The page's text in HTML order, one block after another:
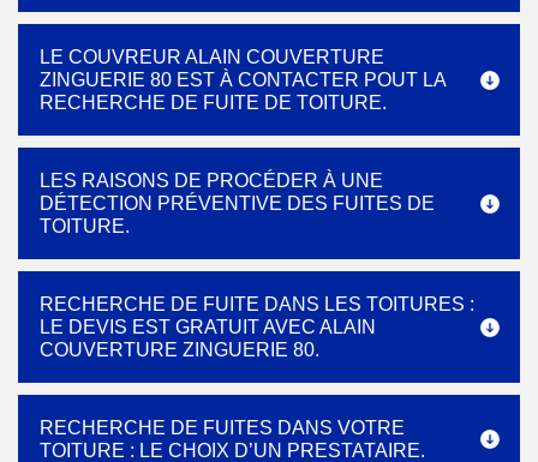
LE COUVREUR ALAIN COUVERTURE
ZINGUERIE 80 EST À CONTACTER POUT LA
RECHERCHE DE FUITE DE TOITURE.
LES RAISONS DE PROCÉDER À UNE
DÉTECTION PRÉVENTIVE DES FUITES DE
TOITURE.
RECHERCHE DE FUITE DANS LES TOITURES :
LE DEVIS EST GRATUIT AVEC ALAIN
COUVERTURE ZINGUERIE 80.
RECHERCHE DE FUITES DANS VOTRE
TOITURE : LE CHOIX D’UN PRESTATAIRE.